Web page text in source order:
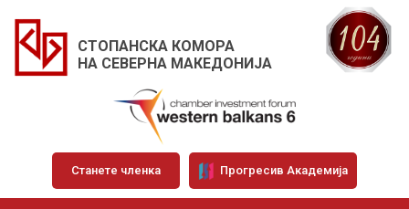
СТОПАНСКА КОМОРА
НА СЕВЕРНА МАКЕДОНИЈА
Станете членка Прогресив Академија